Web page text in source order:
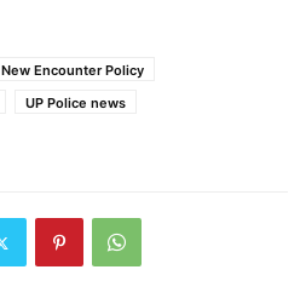
New Encounter Policy
UP Police news